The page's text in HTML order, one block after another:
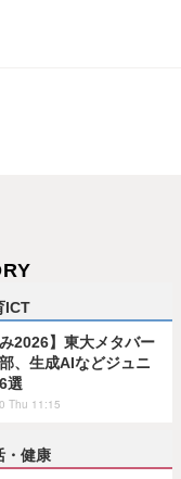
ICT
み2026】東大メタバー
、生成AIなどジュニ
選
Thu 11:15
・健康